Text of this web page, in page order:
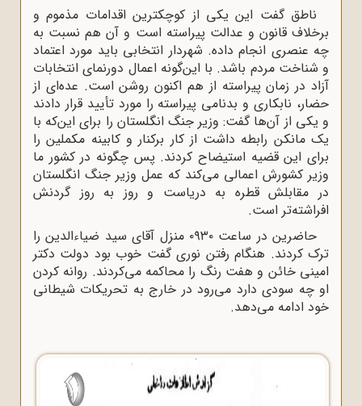
ناطق گفت این یکی از کوچکترین اقدامات مذموم و
برخلاف قانون و عدالت پیراسته است و آن هم نسبت به
چه عنصری انجام داده. شهردار انتخابی باید مورد اعتماد
و شناخت مردم باشد. با این‌گونه اعمال دورنمای انتخابات
آزاد در زمان پیراسته از هم اکنون روشن است. عده‌ای از
حضار، نابکاری و بدنامی پیراسته را مورد تأیید قرار دادند
و یکی از آن‌ها گفت: وزیر جنگ انگلستان را برای این‌که با
یک مانکن رابطه داشت از کار برکنار و کابینه مکملین را
برای این قضیه استیضاح کردند. پس چگونه در کشور ما
وزیر کشورش اعمالی می‌کند که عمل وزیر جنگ انگلستان
در مقابلش قطره به دریاست و روز به روز گردنش
افراشته‌تر است.
حاضرین در ساعت ۰۹۳۰ منزل آقای سید ضیاءالدین را
ترک کردند. هنگام رفتن نوری گفت خوب بود دولت دکتر
امینی خائن و هفت رنگ را محاکمه می‌کردند. روانه کردن
او چه سودی دارد می‌رود در خارج به تحریکات شیطانی
خود ادامه می‌دهد.